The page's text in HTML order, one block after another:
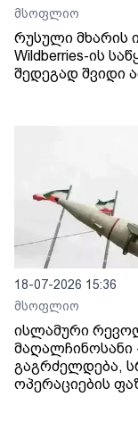
მსოფლიო
რუსული მხარის
Wildberries-ის
შედეგად შვიდი
18-07-2026 15:36
მსოფლიო
ისლამური
მაღალჩინოსანი
გაგრძელდება,
ოპერაციების